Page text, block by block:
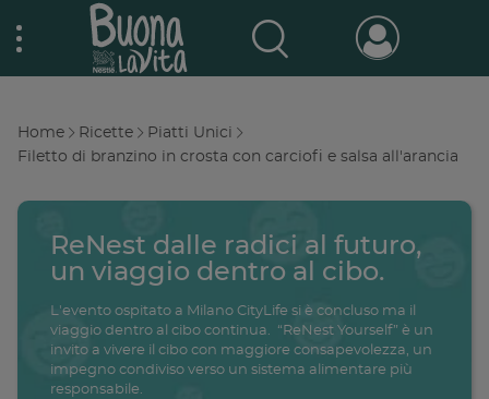
to
Nestlé Buona la vita
navigation
Archivio promozioni
Buono a sapersi
salute famiglia intolleranze
Ricette
Antipasti
Breadcrumb
Home Ricette
Piatti Unici
Filetto di branzino in crosta con carciofi e salsa all'arancia
ReNest dalle radici al futuro,
un viaggio dentro al cibo.
L'evento ospitato a Milano CityLife si è concluso ma il
viaggio dentro al cibo continua. “ReNest Yourself” è un
invito a vivere il cibo con maggiore consapevolezza, un
impegno condiviso verso un sistema alimentare più
responsabile.